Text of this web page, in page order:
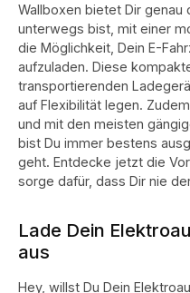
Wallboxen bietet Dir genau
unterwegs bist, mit einer
die Möglichkeit, Dein E-
aufzuladen. Diese
transportierenden
auf Flexibilität legen.
und mit den meisten
bist Du immer bestens
geht. Entdecke jetzt die
sorge dafür, dass Dir nie
Lade Dein
aus
Hey, willst Du Dein